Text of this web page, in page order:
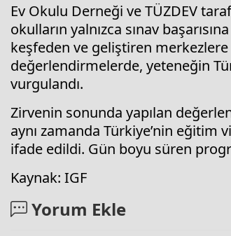
Ev Okulu Derneği ve TÜZDEV
okulların yalnızca sınav
keşfeden ve geliştiren
değerlendirmelerde, yeteneğin
vurgulandı.
Zirvenin sonunda yapılan
aynı zamanda Türkiye’nin
ifade edildi. Gün boyu süren
Kaynak: IGF
Yorum Ekle